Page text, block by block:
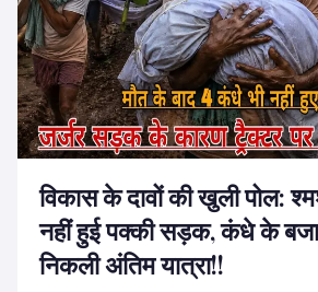
विकास के दावों की खुली पोल:
नहीं हुई पक्की सड़क, कंधे के
निकली अंतिम यात्रा!!